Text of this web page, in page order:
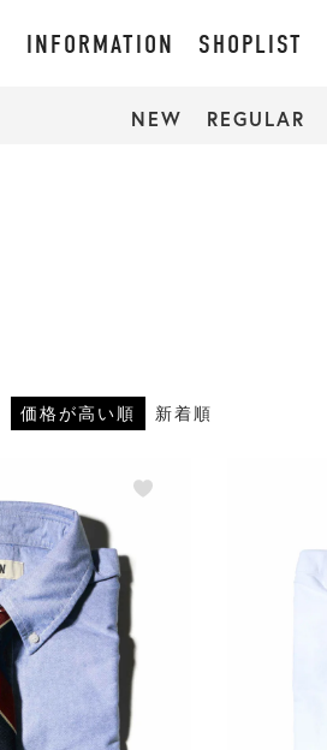
INFORMATION SHOPLIST
NEW REGULAR
価格が高い順 新着順